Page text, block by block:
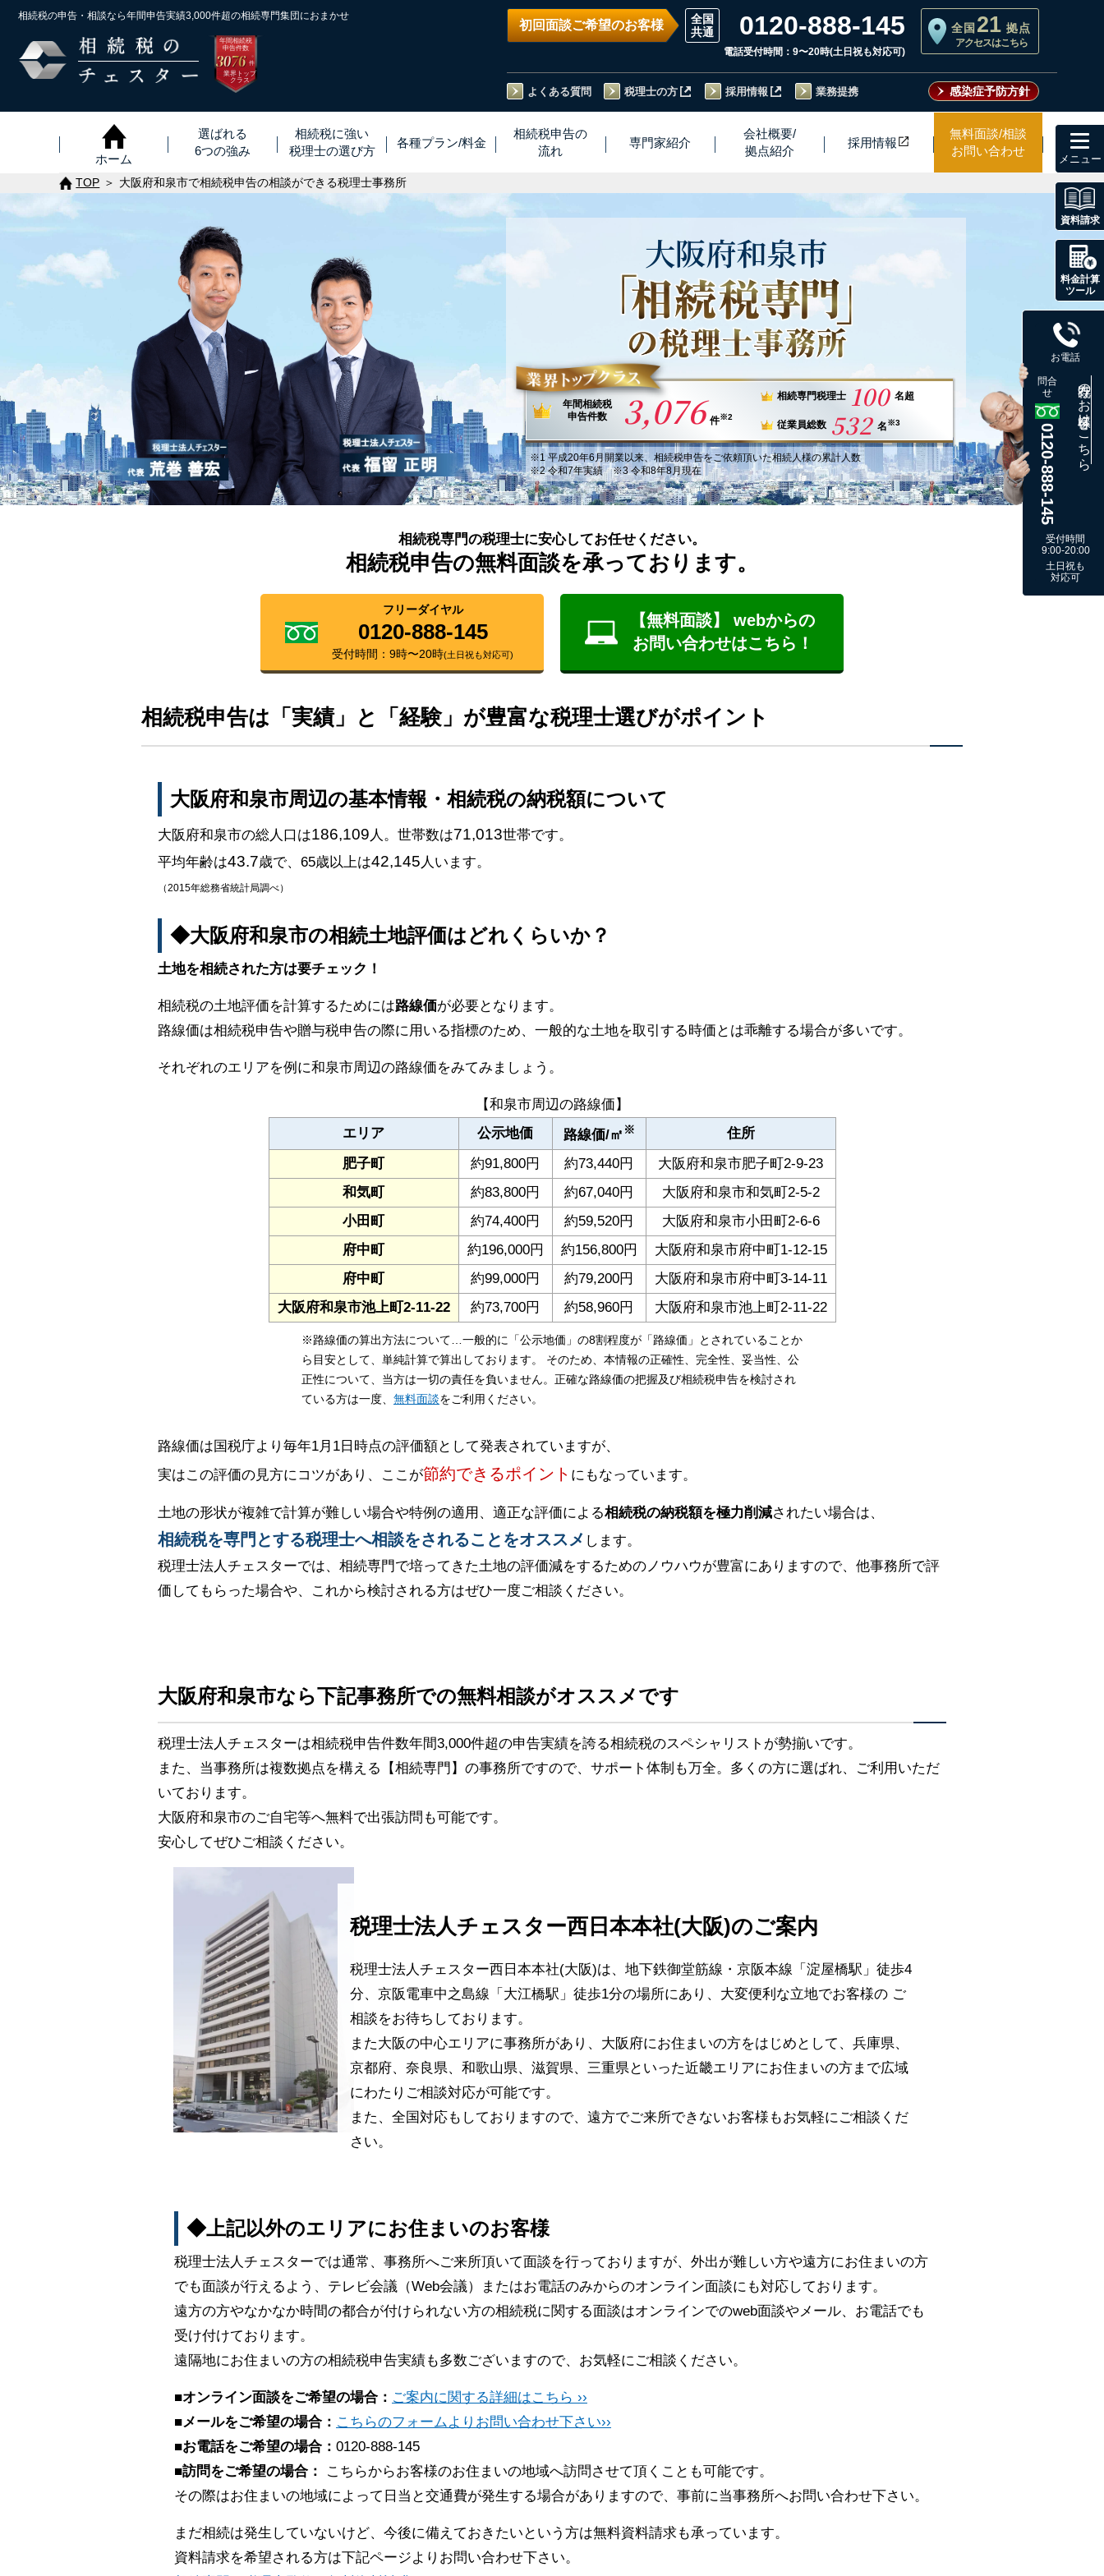
相続税の申告・相談なら年間申告実績3,000件超の相続専門集団におまかせ
年間相続税
申告件数
3076 ※
件
業界トップ
クラス
初回面談ご希望のお客様 0120-888-145
電話受付時間：9〜20時(土日祝も対応可)
全国 21 拠点
アクセスはこちら
よくある質問 税理士の方 採用情報 業務提携 感染症予防方針
ホーム
選ばれる
6つの強み
相続税に強い
税理士の選び方
各種プラン/料金
相続税申告の
流れ
専門家紹介
会社概要/
拠点紹介
採用情報
無料面談/相談
お問い合わせ
TOP 大阪府和泉市で相続税申告の相談ができる税理士事務所
大阪府和泉市
年間相続税
申告件数
3,076 件※2
相続専門税理士 100 名超
従業員総数 532 名※3
※1平成20年6月開業以来、相続税申告をご依頼頂いた相続人様の累計人数
※2 令和7年実績 ※3 令和8年8月現在
相続税専門の税理士に安心してお任せください。
相続税申告の無料面談を承っております。
フリーダイヤル
0120-888-145
受付時間：9時〜20時(土日祝も対応可)
【無料面談】 webからの
お問い合わせはこちら！
相続税申告は「実績」と「経験」が豊富な税理士選びがポイント
大阪府和泉市周辺の基本情報・相続税の納税額について
大阪府和泉市の総人口は186,109 人。世帯数は71,013世帯です。
平均年齢は43.7歳で、65歳以上は42,145 人います。
（2015年総務省統計局調べ）
◆大阪府和泉市の相続土地評価はどれくらいか？
土地を相続された方は要チェック！
相続税の土地評価を計算するためには路線価が必要となります。
路線価は相続税申告や贈与税申告の際に用いる指標のため、一般的な土地を取引する時価とは乖離する場合が多いです。
それぞれのエリアを例に和泉市周辺の路線価をみてみましょう。
【和泉市周辺の路線価】
エリア
公示地価 路線価/㎡ ※
住所
肥子町
約91,800円 約73,440円
大阪府和泉市肥子町2-9-23
和気町
約83,800円 約67,040円
大阪府和泉市和気町2-5-2
小田町
約74,400円 約59,520円
大阪府和泉市小田町2-6-6
府中町
約196,000円 約156,800円
大阪府和泉市府中町1-12-15
府中町
約99,000円 約79,200円
大阪府和泉市府中町3-14-11
大阪府和泉市池上町2-11-22
約73,700円 約58,960円 大阪府和泉市池上町2-11-22
※路線価の算出方法について…一般的に「公示地価」の8割程度が「路線価」とされていることか
ら目安として、単純計算で算出しております。 そのため、本情報の正確性、完全性、妥当性、公
正性について、当方は一切の責任を負いません。正確な路線価の把握及び相続税申告を検討され
ている方は一度、 無料面談をご利用ください。
路線価は国税庁より毎年1月1日時点の評価額として発表されていますが、
実はこの評価の見方にコツがあり、ここが節約できるポイント にもなっています。
土地の形状が複雑で計算が難しい場合や特例の適用、適正な評価による相続税の納税額を極力削減されたい場合は、
相続税を専門とする税理士へ相談をされることをオススメ します。
税理士法人チェスターでは、相続専門で培ってきた土地の評価減をするためのノウハウが豊富にありますので、他事務所で評
価してもらった場合や、これから検討される方はぜひ一度ご相談ください。
大阪府和泉市なら下記事務所での無料相談がオススメです
税理士法人チェスターは相続税申告件数年間3,000件超の申告実績を誇る相続税のスペシャリストが勢揃いです。
また、当事務所は複数拠点を構える【相続専門】の事務所ですので、サポート体制も万全。多くの方に選ばれ、ご利用いただ
いております。
大阪府和泉市のご自宅等へ無料で出張訪問も可能です。
安心してぜひご相談ください。
税理士法人チェスター西日本本社(大阪)のご案内
税理士法人チェスター西日本本社(大阪)は、地下鉄御堂筋線・京阪本線「淀屋橋駅」徒歩4
分、京阪電車中之島線「大江橋駅」徒歩1分の場所にあり、大変便利な立地でお客様の ご
相談をお待ちしております。
また大阪の中心エリアに事務所があり、大阪府にお住まいの方をはじめとして、兵庫県、
京都府、奈良県、和歌山県、滋賀県、三重県といった近畿エリアにお住まいの方まで広域
にわたりご相談対応が可能です。
また、全国対応もしておりますので、遠方でご来所できないお客様もお気軽にご相談くだ
さい。
◆上記以外のエリアにお住まいのお客様
税理士法人チェスターでは通常、事務所へご来所頂いて面談を行っておりますが、外出が難しい方や遠方にお住まいの方
でも面談が行えるよう、テレビ会議（Web会議）またはお電話のみからのオンライン面談にも対応しております。
遠方の方やなかなか時間の都合が付けられない方の相続税に関する面談はオンラインでのweb面談やメール、お電話でも
受け付けております。
遠隔地にお住まいの方の相続税申告実績も多数ございますので、お気軽にご相談ください。
■オンライン面談をご希望の場合： ご案内に関する詳細はこちら ››
■メールをご希望の場合： こちらのフォームよりお問い合わせ下さい››
■お電話をご希望の場合： 0120-888-145
■訪問をご希望の場合：
こちらからお客様のお住まいの地域へ訪問させて頂くことも可能です。
その際はお住まいの地域によって日当と交通費が発生する場合がありますので、事前に当事務所へお問い合わせ下さい。
まだ相続は発生していないけど、今後に備えておきたいという方は無料資料請求も承っています。
資料請求を希望される方は下記ページよりお問い合わせ下さい。
資料請求
料金計算
ツール
お電話
問合
せ
0120-888-145
既存のお客様はこちら
受付時間
9:00-20:00
土日祝も
対応可